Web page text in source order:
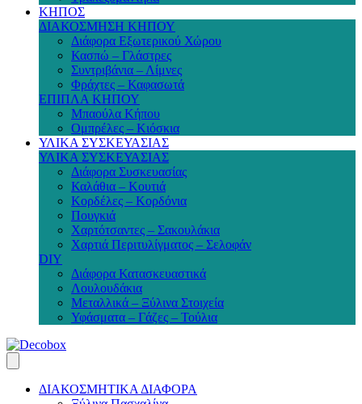
ΚΗΠΟΣ
ΔΙΑΚΟΣΜΗΣΗ ΚΗΠΟΥ
Διάφορα Εξωτερικού Χώρου
Κασπώ – Γλάστρες
Συντριβάνια – Λίμνες
Φράχτες – Καφασωτά
ΕΠΙΠΛΑ ΚΗΠΟΥ
Μπαούλα Κήπου
Ομπρέλες – Κιόσκια
ΥΛΙΚΑ ΣΥΣΚΕΥΑΣΙΑΣ
ΥΛΙΚΑ ΣΥΣΚΕΥΑΣΙΑΣ
Διάφορα Συσκευασίας
Καλάθια – Κουτιά
Κορδέλες – Κορδόνια
Πουγκιά
Χαρτότσαντες – Σακουλάκια
Χαρτιά Περιτυλίγματος – Σελοφάν
DIY
Διάφορα Κατασκευαστικά
Λουλουδάκια
Μεταλλικά – Ξύλινα Στοιχεία
Υφάσματα – Γάζες – Τούλια
ΔΙΑΚΟΣΜΗΤΙΚΑ ΔΙΑΦΟΡΑ